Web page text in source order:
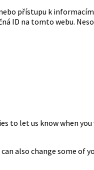
přístupu k
ID na tomto webu.
to let us know when
also change some